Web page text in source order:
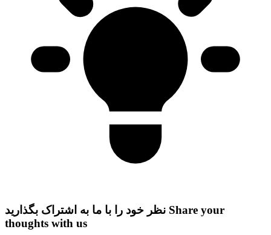
نظر خود را با ما به اشتراک بگذارید Share your
thoughts with us